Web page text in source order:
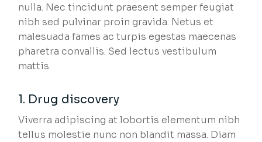
nulla. Nec tincidunt praesent semper feugiat
nibh sed pulvinar proin gravida. Netus et
malesuada fames ac turpis egestas maecenas
pharetra convallis. Sed lectus vestibulum
mattis.
1. Drug discovery
Viverra adipiscing at lobortis elementum nibh
tellus molestie nunc non blandit massa. Diam